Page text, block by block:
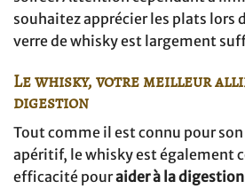
souhaitez apprécier les plats lors
verre de whisky est largement
Le whisky, votre meilleur
digestion
Tout comme il est connu pour son
apéritif, le whisky est également
efficacité pouraider à la digestion